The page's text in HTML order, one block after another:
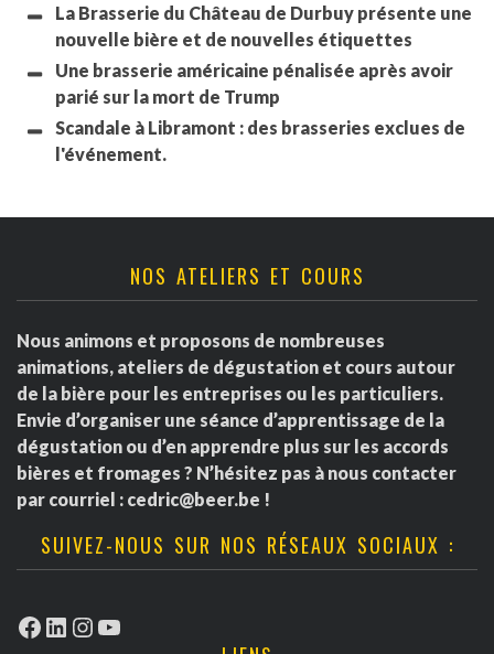
La Brasserie du Château de Durbuy présente une
nouvelle bière et de nouvelles étiquettes
Une brasserie américaine pénalisée après avoir
parié sur la mort de Trump
Scandale à Libramont : des brasseries exclues de
l'événement.
NOS ATELIERS ET COURS
Nous animons et proposons de nombreuses
animations, ateliers de dégustation et cours autour
de la bière pour les entreprises ou les particuliers.
Envie d’organiser une séance d’apprentissage de la
dégustation ou d’en apprendre plus sur les accords
bières et fromages ? N’hésitez pas à nous contacter
par courriel : cedric@beer.be !
SUIVEZ-NOUS SUR NOS RÉSEAUX SOCIAUX :
Facebook
LinkedIn
Instagram
YouTube